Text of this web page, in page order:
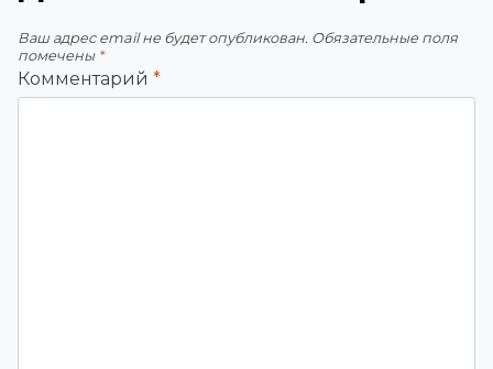
Ваш адрес email не будет опубликован. Обязательные поля
помечены *
Комментарий *